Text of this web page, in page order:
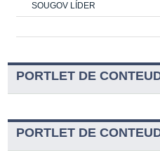
SOUGOV LÍDER
PORTLET DE
PORTLET DE